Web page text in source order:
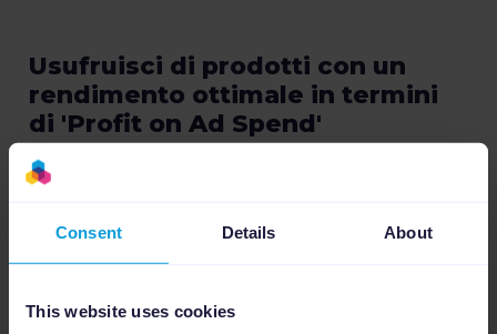
Consent Details About
This website uses cookies
Usufruisci di prodotti con un
rendimento ottimale in termini
di 'Profit on Ad Spend'
Indirizza automaticamente il budget verso le
prestazioni, al margine di profitto e alla tua